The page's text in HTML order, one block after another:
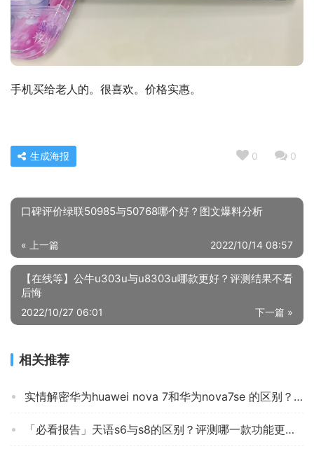
手机买给老人的。很喜欢。价格实惠。
0 0
生成海报
口碑评价绿联50985与50768哪个好？图文爆料分析
« 上一篇 2022/10/14 08:57
【在线等】公牛u303u与u8303u哪款更好？评测结果不看
后悔
下一篇 »
2022/10/27 06:01
相关推荐
实情解密华为huawei nova 7和华为nova7se 的区别？应该怎么样选择
「必看报告」天语s6与s8的区别？评测哪一款功能更强大